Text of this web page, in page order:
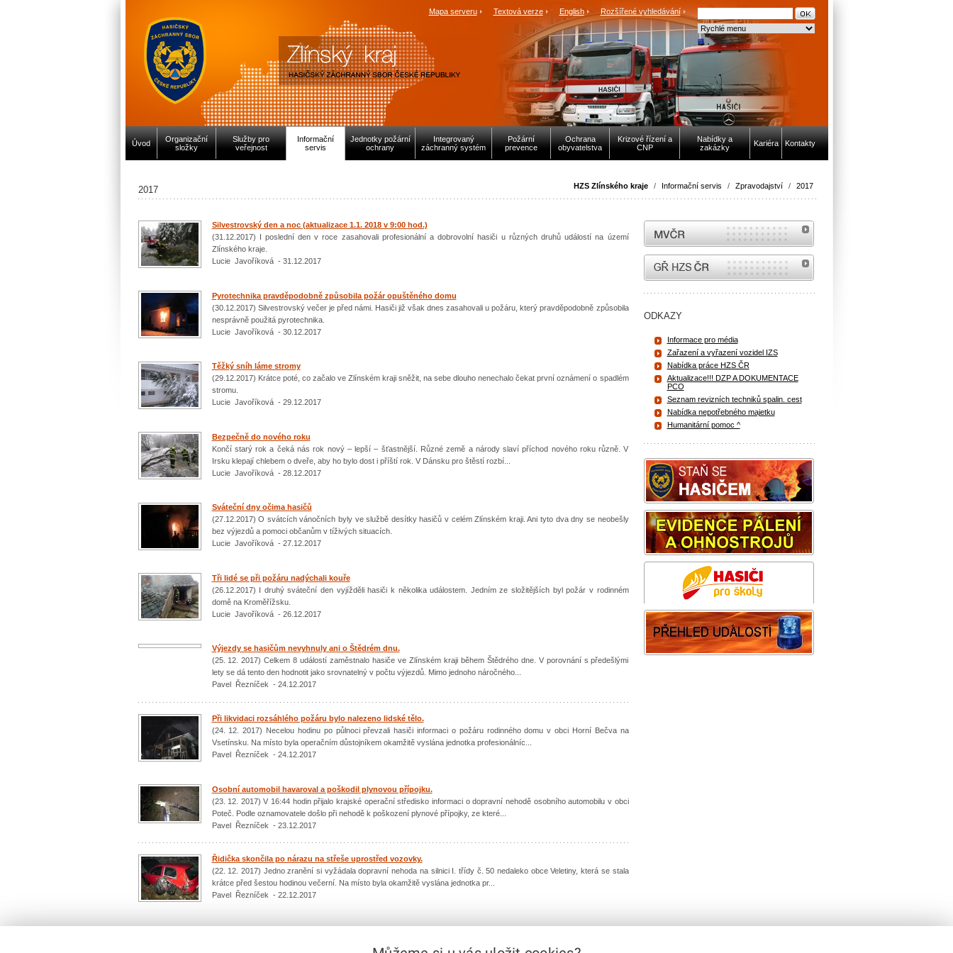
Mapa serveru Textová verze English Rozšířené vyhledávání
Úvod
Organizační
složky
Služby pro
veřejnost
Informační
servis
Jednotky požární
ochrany
Integrovaný
záchranný systém
Požární
prevence
Ochrana
obyvatelstva
Krizové řízení a
CNP
Nabídky a
zakázky
Kariéra Kontakty
HZS Zlínského kraje / Informační servis / Zpravodajství / 2017
2017
Silvestrovský den a noc (aktualizace 1.1. 2018 v 9:00 hod.)
(31.12.2017) I poslední den v roce zasahovali profesionální a dobrovolní hasiči u různých druhů událostí na území
Zlínského kraje.
Lucie Javoříková - 31.12.2017
Pyrotechnika pravděpodobně způsobila požár opuštěného domu
(30.12.2017) Silvestrovský večer je před námi. Hasiči již však dnes zasahovali u požáru, který pravděpodobně způsobila
nesprávně použitá pyrotechnika.
Lucie Javoříková - 30.12.2017
Těžký sníh láme stromy
(29.12.2017) Krátce poté, co začalo ve Zlínském kraji sněžit, na sebe dlouho nenechalo čekat první oznámení o spadlém
stromu.
Lucie Javoříková - 29.12.2017
Bezpečně do nového roku
Končí starý rok a čeká nás rok nový – lepší – šťastnější. Různé země a národy slaví příchod nového roku různě. V
Irsku klepají chlebem o dveře, aby ho bylo dost i příští rok. V Dánsku pro štěstí rozbí...
Lucie Javoříková - 28.12.2017
Sváteční dny očima hasičů
(27.12.2017) O svátcích vánočních byly ve službě desítky hasičů v celém Zlínském kraji. Ani tyto dva dny se neobešly
bez výjezdů a pomoci občanům v tíživých situacích.
Lucie Javoříková - 27.12.2017
Tři lidé se při požáru nadýchali kouře
(26.12.2017) I druhý sváteční den vyjížděli hasiči k několika událostem. Jedním ze složitějších byl požár v rodinném
domě na Kroměřížsku.
Lucie Javoříková - 26.12.2017
Výjezdy se hasičům nevyhnuly ani o Štědrém dnu.
(25. 12. 2017) Celkem 8 událostí zaměstnalo hasiče ve Zlínském kraji během Štědrého dne. V porovnání s předešlými
lety se dá tento den hodnotit jako srovnatelný v počtu výjezdů. Mimo jednoho náročného...
Pavel Řezníček - 24.12.2017
Při likvidaci rozsáhlého požáru bylo nalezeno lidské tělo.
(24. 12. 2017) Necelou hodinu po půlnoci převzali hasiči informaci o požáru rodinného domu v obci Horní Bečva na
Vsetínsku. Na místo byla operačním důstojníkem okamžitě vyslána jednotka profesionálníc...
Pavel Řezníček - 24.12.2017
Osobní automobil havaroval a poškodil plynovou přípojku.
(23. 12. 2017) V 16:44 hodin přijalo krajské operační středisko informaci o dopravní nehodě osobního automobilu v obci
Poteč. Podle oznamovatele došlo při nehodě k poškození plynové přípojky, ze které...
Pavel Řezníček - 23.12.2017
Řidička skončila po nárazu na střeše uprostřed vozovky.
(22. 12. 2017) Jedno zranění si vyžádala dopravní nehoda na silnici I. třídy č. 50 nedaleko obce Veletiny, která se stala
krátce před šestou hodinou večerní. Na místo byla okamžitě vyslána jednotka pr...
Pavel Řezníček - 22.12.2017
MVČR
internetové stránky Hasiči ČR
ODKAZY
Informace pro média
Zařazení a vyřazení vozidel IZS
Nabídka práce HZS ČR
Aktualizace!!! DZP A DOKUMENTACE
PCO
Seznam revizních techniků spalin. cest
Nabídka nepotřebného majetku
Humanitární pomoc ^